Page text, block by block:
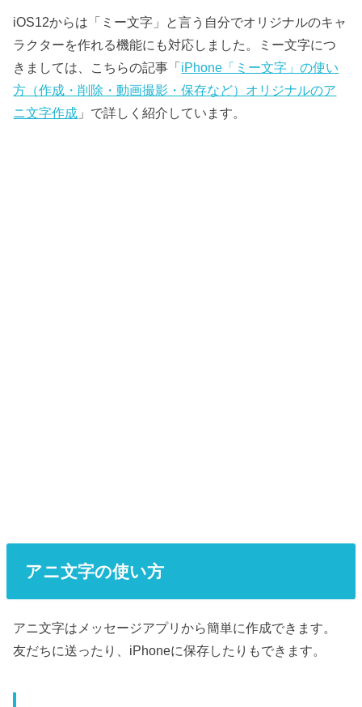
iOS12からは「ミー文字」と言う自分でオリジナルのキャ
ラクターを作れる機能にも対応しました。ミー文字につ
きましては、こちらの記事「 iPhone「ミー文字」の使い
方（作成・削除・動画撮影・保存など）オリジナルのア
ニ文字作成 」で詳しく紹介しています。
アニ文字の使い方
アニ文字はメッセージアプリから簡単に作成できます。
友だちに送ったり、iPhoneに保存したりもできます。